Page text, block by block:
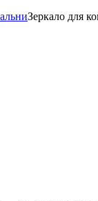
Зеркало для